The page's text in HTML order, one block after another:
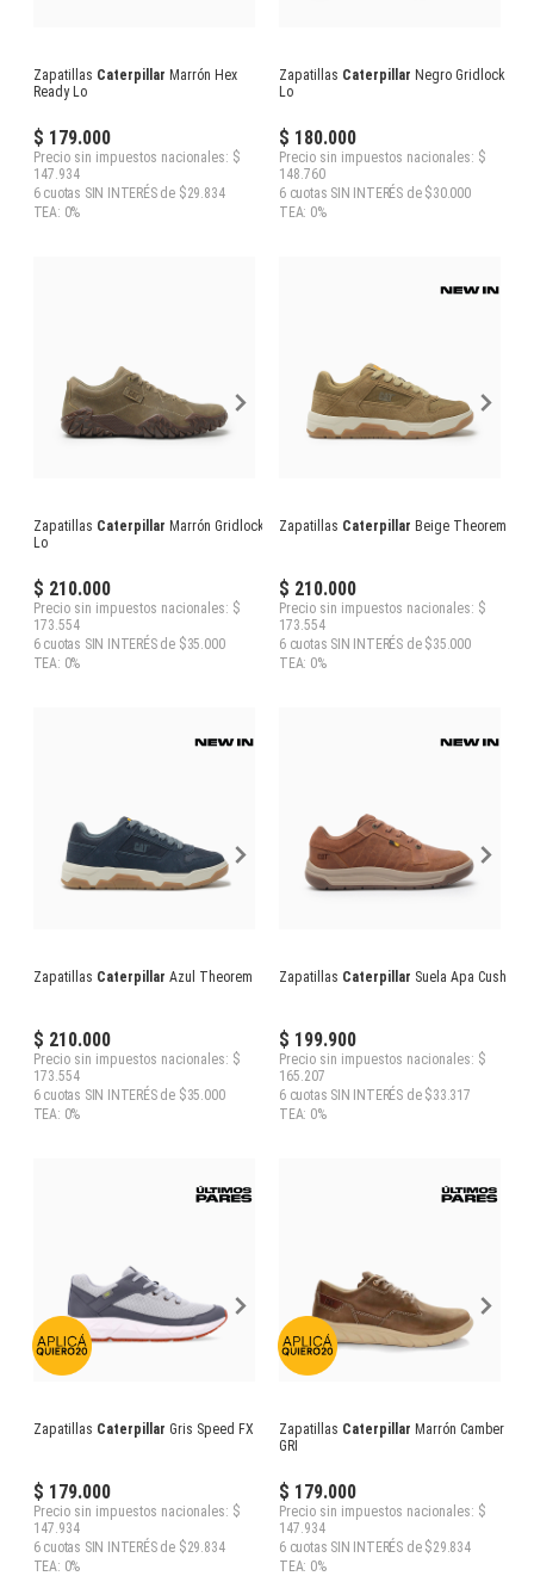
Zapatillas Caterpillar Marrón Hex
Ready Lo
$ 179.000
Precio sin impuestos nacionales: $
147.934
6 cuotas SIN INTERÉS de $29.834
TEA: 0%
Zapatillas Caterpillar Negro Gridlock
Lo
$ 180.000
Precio sin impuestos nacionales: $
148.760
6 cuotas SIN INTERÉS de $30.000
TEA: 0%
Zapatillas Caterpillar Marrón Gridlock
Lo
$ 210.000
Precio sin impuestos nacionales: $
173.554
6 cuotas SIN INTERÉS de $35.000
TEA: 0%
Zapatillas Caterpillar Beige Theorem
$ 210.000
Precio sin impuestos nacionales: $
173.554
6 cuotas SIN INTERÉS de $35.000
TEA: 0%
Zapatillas Caterpillar Azul Theorem
$ 210.000
Precio sin impuestos nacionales: $
173.554
6 cuotas SIN INTERÉS de $35.000
TEA: 0%
Zapatillas Caterpillar Suela Apa Cush
$ 199.900
Precio sin impuestos nacionales: $
165.207
6 cuotas SIN INTERÉS de $33.317
TEA: 0%
Zapatillas Caterpillar Gris Speed FX
$ 179.000
Precio sin impuestos nacionales: $
147.934
6 cuotas SIN INTERÉS de $29.834
TEA: 0%
Zapatillas Caterpillar Marrón Camber
GRI
$ 179.000
Precio sin impuestos nacionales: $
147.934
6 cuotas SIN INTERÉS de $29.834
TEA: 0%